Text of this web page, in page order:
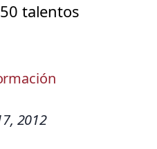
talentos
2012